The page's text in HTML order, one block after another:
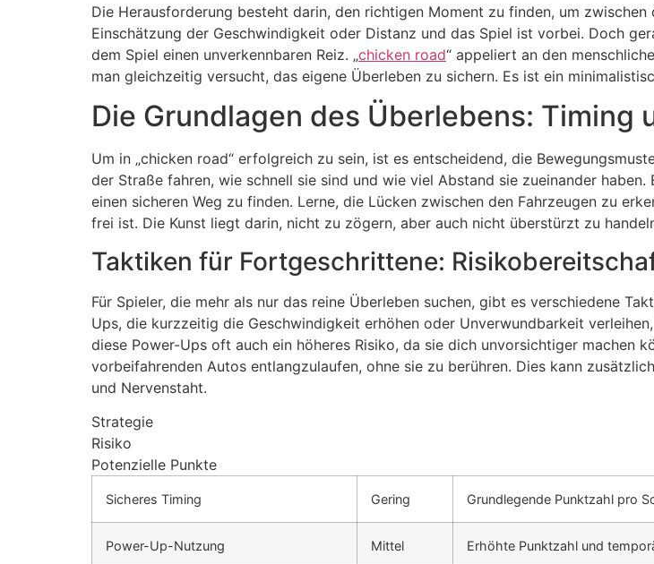
Die Herausforderung besteht darin, den richtigen Moment zu finden, um
Einschätzung der Geschwindigkeit oder Distanz und das Spiel ist vorbei. Doch
dem Spiel einen unverkennbaren Reiz. „chicken road“ appeliert an den
man gleichzeitig versucht, das eigene Überleben zu sichern. Es ist ein
Die Grundlagen des Überlebens: Timing
Um in „chicken road“ erfolgreich zu sein, ist es entscheidend, die
der Straße fahren, wie schnell sie sind und wie viel Abstand sie zueinander
einen sicheren Weg zu finden. Lerne, die Lücken zwischen den Fahrzeugen zu
frei ist. Die Kunst liegt darin, nicht zu zögern, aber auch nicht überstürzt zu
Taktiken für Fortgeschrittene:
Für Spieler, die mehr als nur das reine Überleben suchen, gibt es verschiedene
Ups, die kurzzeitig die Geschwindigkeit erhöhen oder Unverwundbarkeit
diese Power-Ups oft auch ein höheres Risiko, da sie dich unvorsichtiger machen
vorbeifahrenden Autos entlangzulaufen, ohne sie zu berühren. Dies kann
und Nervenstaht.
Strategie
Risiko
Potenzielle Punkte
Sicheres Timing Gering Grundlegende Punktzahl pro
Power-Up-Nutzung Mittel Erhöhte Punktzahl und